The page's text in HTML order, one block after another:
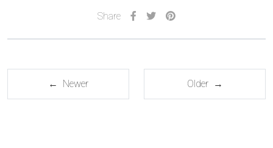
Share
← Newer Older →